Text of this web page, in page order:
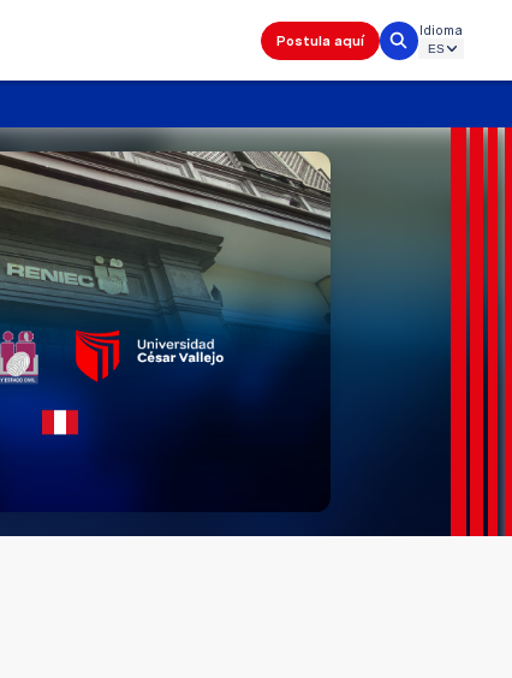
Postula aquí
Idioma